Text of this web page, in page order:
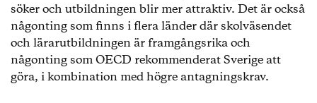
söker och utbildningen blir mer attraktiv. Det är också
någonting som finns i flera länder där skolväsendet
och lärarutbildningen är framgångsrika och
någonting som OECD rekommenderat Sverige att
göra, i kombination med högre antagningskrav.